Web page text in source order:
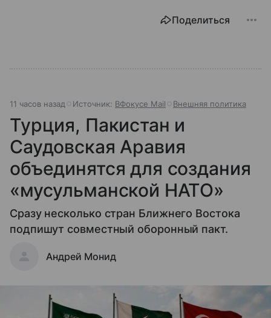
Поделиться
11 часов назад Источник: ВФокусе Mail Внешняя политика
Турция, Пакистан и
Саудовская Аравия
объединятся для создания
«мусульманской НАТО»
Сразу несколько стран Ближнего Востока
подпишут совместный оборонный пакт.
Андрей Монид